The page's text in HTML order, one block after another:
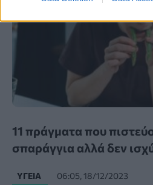
11 πράγματα που
σπαράγγια αλλά δεν
ΥΓΕΊΑ 06:05, 18/12/2023